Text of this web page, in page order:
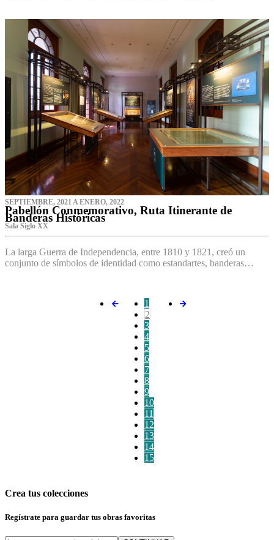
SEPTIEMBRE, 2021 A ENERO, 2022
Pabellón Conmemorativo, Ruta Itinerante de
Banderas Históricas
Sala Siglo XX
La larga Guerra de Independencia, entre 1810 y 1821, creó un
conjunto de símbolos de identidad como estandartes, banderas…
1
2
3
4
5
6
7
8
9
10
11
12
13
14
15
Crea tus colecciones
Regístrate para guardar tus obras favoritas